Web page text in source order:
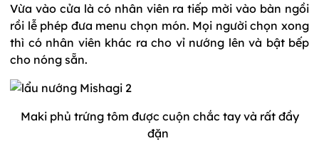
Vừa vào cửa là có nhân viên ra tiếp mời vào bàn ngồi
rồi lễ phép đưa menu chọn món. Mọi người chọn xong
thì có nhân viên khác ra cho vỉ nướng lên và bật bếp
cho nóng sẵn.
Maki phủ trứng tôm được cuộn chắc tay và rất đầy
đặn